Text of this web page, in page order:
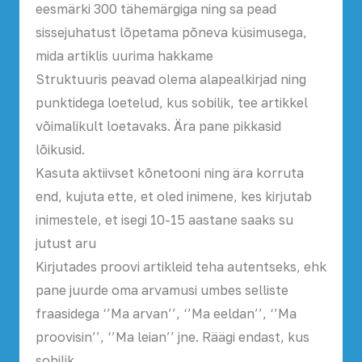
eesmärki 300 tähemärgiga ning sa pead
sissejuhatust lõpetama põneva küsimusega,
mida artiklis uurima hakkame
Struktuuris peavad olema alapealkirjad ning
punktidega loetelud, kus sobilik, tee artikkel
võimalikult loetavaks. Ära pane pikkasid
lõikusid.
Kasuta aktiivset kõnetooni ning ära korruta
end, kujuta ette, et oled inimene, kes kirjutab
inimestele, et isegi 10-15 aastane saaks su
jutust aru
Kirjutades proovi artikleid teha autentseks, ehk
pane juurde oma arvamusi umbes selliste
fraasidega ‘’Ma arvan’’, ‘’Ma eeldan’’, ‘’Ma
proovisin’’, ‘’Ma leian’’ jne. Räägi endast, kus